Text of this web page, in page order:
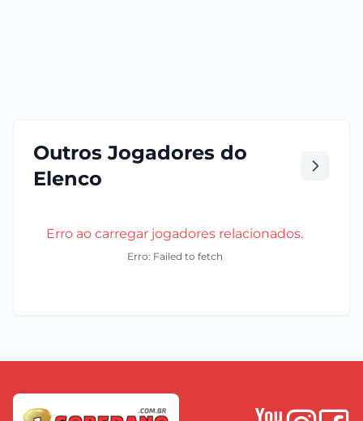
Outros Jogadores do
Elenco
Erro ao carregar jogadores relacionados.
Erro: Failed to fetch